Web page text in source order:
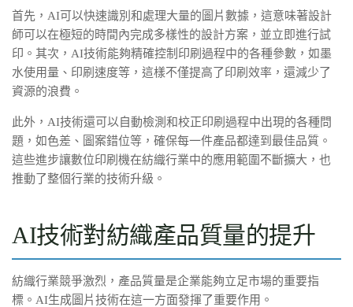
首先，AI可以快速識別和處理大量的圖片數據，這意味著設計
師可以在極短的時間內完成多樣性的設計方案，並立即進行試
印。其次，AI技術能夠精確控制印刷過程中的各種參數，如墨
水使用量、印刷速度等，這樣不僅提高了印刷效率，還減少了
資源的浪費。
此外，AI技術還可以自動檢測和校正印刷過程中出現的各種問
題，如色差、圖案錯位等，確保每一件產品都達到最佳品質。
這些進步讓數位印刷機在紡織行業中的應用範圍不斷擴大，也
推動了整個行業的技術升級。
AI技術對紡織產品質量的提升
紡織行業競爭激烈，產品質量是企業能夠立足市場的重要指
標。AI生成圖片技術在這一方面發揮了重要作用。